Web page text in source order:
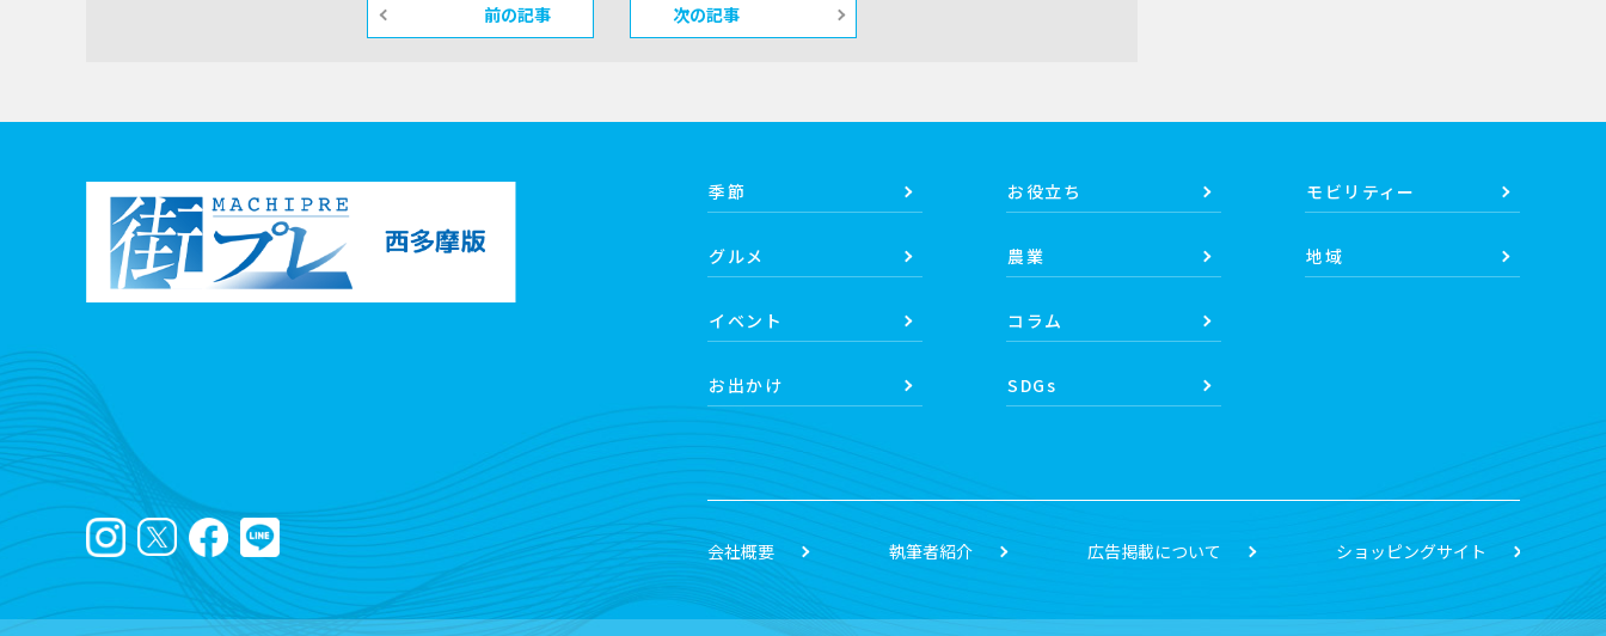
前の記事 次の記事
季節
グルメ
イベント
お出かけ
お役立ち
農業
コラム
SDGs
モビリティー
地域
会社概要 執筆者紹介 広告掲載について ショッピングサイト